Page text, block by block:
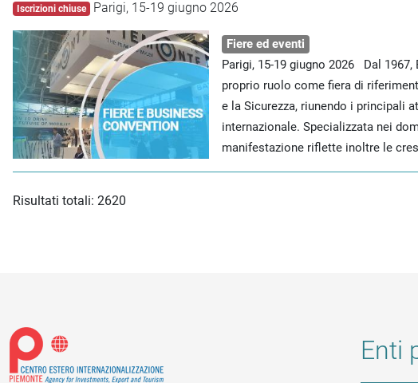
Iscrizioni chiuse Parigi, 15-19 giugno 2026
Fiere ed eventi
Parigi, 15-19 giugno 2026 Dal
proprio ruolo come fiera di
e la Sicurezza, riunendo i principali
internazionale. Specializzata nei
manifestazione riflette inoltre le
Risultati totali: 2620
Enti